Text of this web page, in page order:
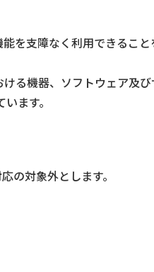
を支障なく利用できるこ
る機器、ソフトウェア及
ます。
対象外とします。